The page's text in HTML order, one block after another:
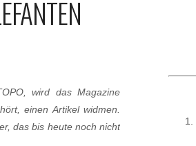
wird das Magazine
einen Artikel widmen.
das bis heute noch nicht